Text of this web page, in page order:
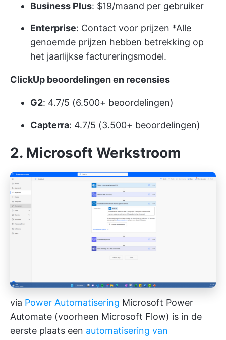
Business Plus: $19/maand per gebruiker
Enterprise: Contact voor prijzen *Alle
genoemde prijzen hebben betrekking op
het jaarlijkse factureringsmodel.
ClickUp beoordelingen en recensies
G2: 4.7/5 (6.500+ beoordelingen)
Capterra: 4.7/5 (3.500+ beoordelingen)
2. Microsoft Werkstroom
via Power Automatisering Microsoft Power
Automate (voorheen Microsoft Flow) is in de
eerste plaats een automatisering van